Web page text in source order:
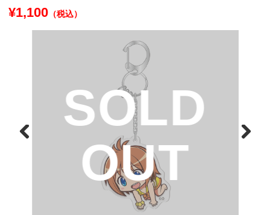
南国育ち かぎっ娘キーホルダ
【ナツ】
¥1,100（税込）